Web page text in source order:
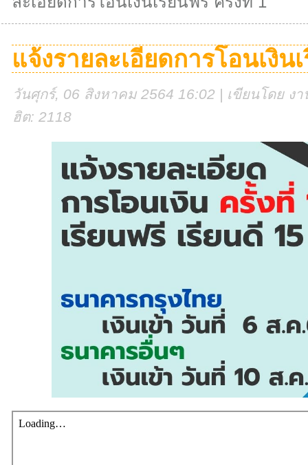
แจ้งรายละเอียดการโอนเงิน
วันศุกร์, 06 สิงหาคม 2564 16:02 | เขียนโดย ง
ฮิต: 2118